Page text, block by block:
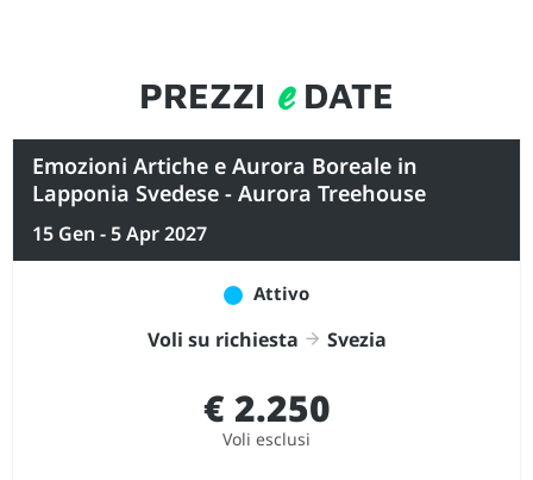
PREZZI eDATE
Emozioni Artiche e Aurora Boreale in
Lapponia Svedese - Aurora Treehouse
15 Gen - 5 Apr 2027
Attivo
Voli su richiesta Svezia
€ 2.250
Voli esclusi